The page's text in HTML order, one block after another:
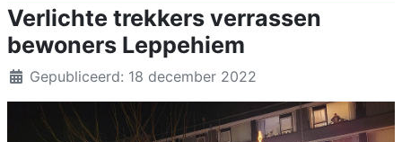
Verlichte trekkers verrassen
bewoners Leppehiem
DetailsGepubliceerd: 18 december 2022